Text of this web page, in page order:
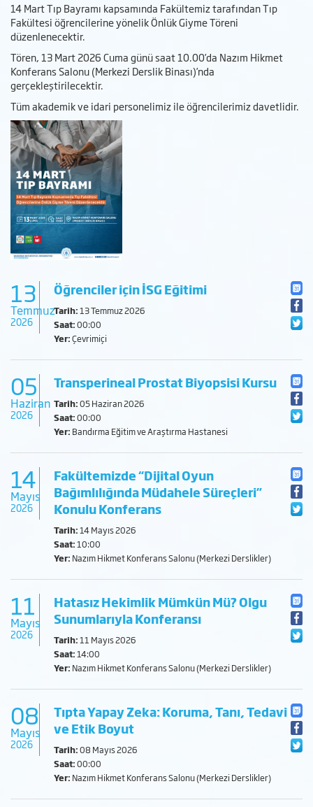
14 Mart Tıp Bayramı kapsamında Fakültemiz tarafından Tıp
Fakültesi öğrencilerine yönelik Önlük Giyme Töreni
düzenlenecektir.
Tören, 13 Mart 2026 Cuma günü saat 10.00’da Nazım Hikmet
Konferans Salonu (Merkezi Derslik Binası)’nda
gerçekleştirilecektir.
Tüm akademik ve idari personelimiz ile öğrencilerimiz davetlidir.
13
Temmuz
2026
Öğrenciler için İSG Eğitimi
Tarih:13 Temmuz 2026
Saat:00:00
Yer:Çevrimiçi
05
Haziran
2026
Transperineal Prostat Biyopsisi Kursu
Tarih:05 Haziran 2026
Saat:00:00
Yer: Bandırma Eğitim ve Araştırma Hastanesi
14
Mayıs
2026
Fakültemizde “Dijital Oyun
Bağımlılığında Müdahele Süreçleri”
Konulu Konferans
Tarih:14 Mayıs 2026
Saat:10:00
Yer: Nazım Hikmet Konferans Salonu (Merkezi Derslikler)
11
Mayıs
2026
Hatasız Hekimlik Mümkün Mü? Olgu
Sunumlarıyla Konferansı
Tarih:11 Mayıs 2026
Saat:14:00
Yer: Nazım Hikmet Konferans Salonu (Merkezi Derslikler)
08
Mayıs
2026
Tıpta Yapay Zeka: Koruma, Tanı, Tedavi
ve Etik Boyut
Tarih:08 Mayıs 2026
Saat:00:00
Yer: Nazım Hikmet Konferans Salonu (Merkezi Derslikler)